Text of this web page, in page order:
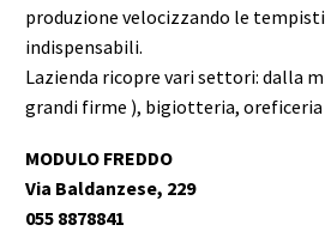
produzione velocizzando le
indispensabili.
Lazienda ricopre vari settori: dalla
grandi firme ), bigiotteria, oreficeria
MODULO FREDDO
Via Baldanzese, 229
055 8878841